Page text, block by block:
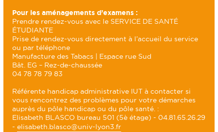
Pour les aménagements d’examens :
Prendre rendez-vous avec le SERVICE DE SANTÉ
ÉTUDIANTE
Prise de rendez-vous directement à l’accueil du service
ou par téléphone
Manufacture des Tabacs | Espace rue Sud
Bât. EG – Rez-de-chaussée
04 78 78 79 83
Référente handicap administrative IUT à contacter si
vous rencontrez des problèmes pour votre démarches
auprès du pôle handicap ou du pôle santé. :
Elisabeth BLASCO bureau 501 (5è étage) - 04.81.65.26.29
-elisabeth.blasco@univ-lyon3.fr